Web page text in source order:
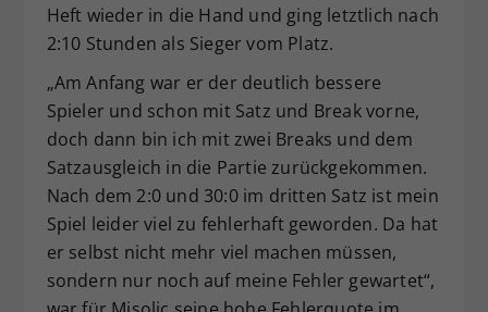
Heft wieder in die Hand und ging letztlich nach
2:10 Stunden als Sieger vom Platz.
„Am Anfang war er der deutlich bessere
Spieler und schon mit Satz und Break vorne,
doch dann bin ich mit zwei Breaks und dem
Satzausgleich in die Partie zurückgekommen.
Nach dem 2:0 und 30:0 im dritten Satz ist mein
Spiel leider viel zu fehlerhaft geworden. Da hat
er selbst nicht mehr viel machen müssen,
sondern nur noch auf meine Fehler gewartet“,